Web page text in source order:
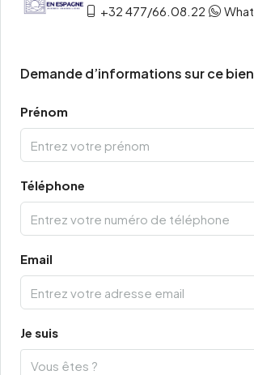
+32 477/66.08.22
Demande d’informations sur ce bien
Prénom
Téléphone
Email
Je suis
Vous êtes ?